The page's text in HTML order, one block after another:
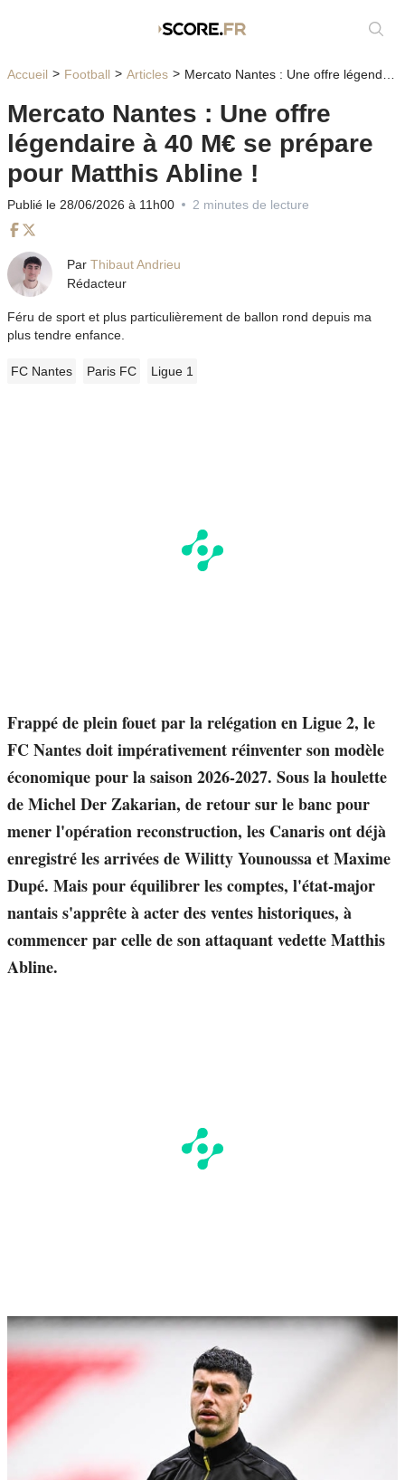
Accueil Football Articles Mercato Nantes : Une offre légendaire à 40 M€ se prépare pour Matthis Abline !
Mercato Nantes : Une offre
légendaire à 40 M€ se prépare
pour Matthis Abline !
Publié le 28/06/2026 à 11h00 2 minutes de lecture
Par Thibaut Andrieu
Rédacteur
Féru de sport et plus particulièrement de ballon rond depuis ma
plus tendre enfance.
FC Nantes Paris FC Ligue 1
Frappé de plein fouet par la relégation en Ligue 2, le
FC Nantes doit impérativement réinventer son modèle
économique pour la saison 2026-2027. Sous la houlette
de Michel Der Zakarian, de retour sur le banc pour
mener l'opération reconstruction, les Canaris ont déjà
enregistré les arrivées de Wilitty Younoussa et Maxime
Dupé. Mais pour équilibrer les comptes, l'état-major
nantais s'apprête à acter des ventes historiques, à
commencer par celle de son attaquant vedette Matthis
Abline.